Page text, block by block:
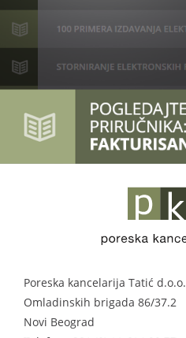
Poreska kancelarija Tatić d.o.o.
Omladinskih brigada 86/37.2
Novi Beograd